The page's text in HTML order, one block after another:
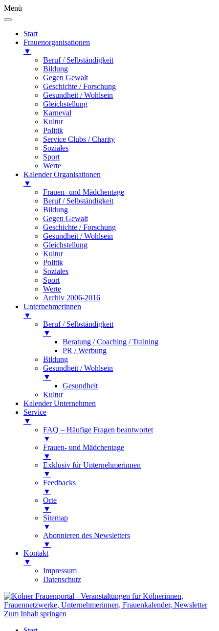
Menü
Start
Frauenorganisationen
▼
Beruf / Selbständigkeit
Bildung
Gegen Gewalt
Geschichte / Forschung
Gesundheit / Wohlsein
Gleichstellung
Karneval
Kultur
Politik
Service Clubs / Charity
Soziales
Sport
Werte
Kalender Organisationen
▼
Frauen- und Mädchentage
Beruf / Selbständigkeit
Bildung
Gegen Gewalt
Geschichte / Forschung
Gesundheit / Wohlsein
Gleichstellung
Kultur
Politik
Soziales
Sport
Werte
Archiv 2006-2016
Unternehmerinnen
▼
Beruf / Selbständigkeit
▼
Beratung / Coaching / Training
PR / Werbung
Bildung
Gesundheit / Wohlsein
▼
Gesundheit
Kultur
Kalender Unternehmen
Service
▼
FAQ – Häufige Fragen beantwortet
▼
Frauen- und Mädchentage
▼
Exklusiv für Unternehmerinnen
▼
Feedbacks
▼
Orte
▼
Sitemap
▼
Abonnieren des Newsletters
▼
Kontakt
▼
Impressum
Datenschutz
Kölner Frauenportal
Veranstaltungen für Kölnerinnen,
Frauennetzwerke, Unternehmerinnen,
Zum Inhalt springen